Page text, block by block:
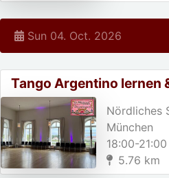
Sun 04. Oct. 2026
Tango Argentino lernen
Nördliches
München
18:00-
5.76 km